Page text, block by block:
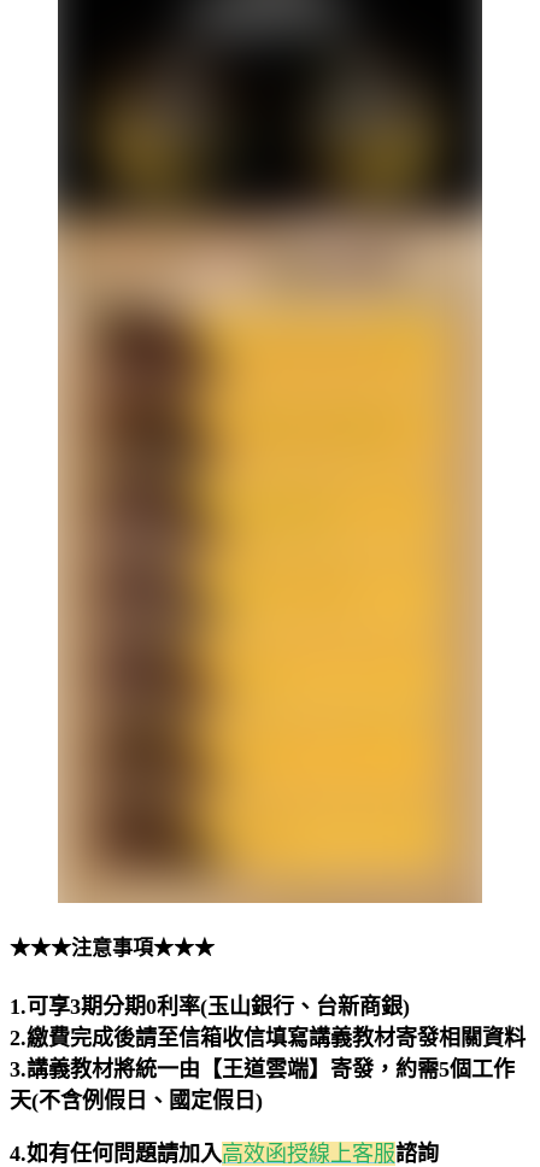
★★★注意事項★★★
1.可享3期分期0利率(玉山銀行、台新商銀)
2.繳費完成後請至信箱收信填寫講義教材寄發相關資料
3.講義教材將統一由【王道雲端】寄發，約需5個工作
天(不含例假日、國定假日)
4.如有任何問題請加入高效函授線上客服諮詢